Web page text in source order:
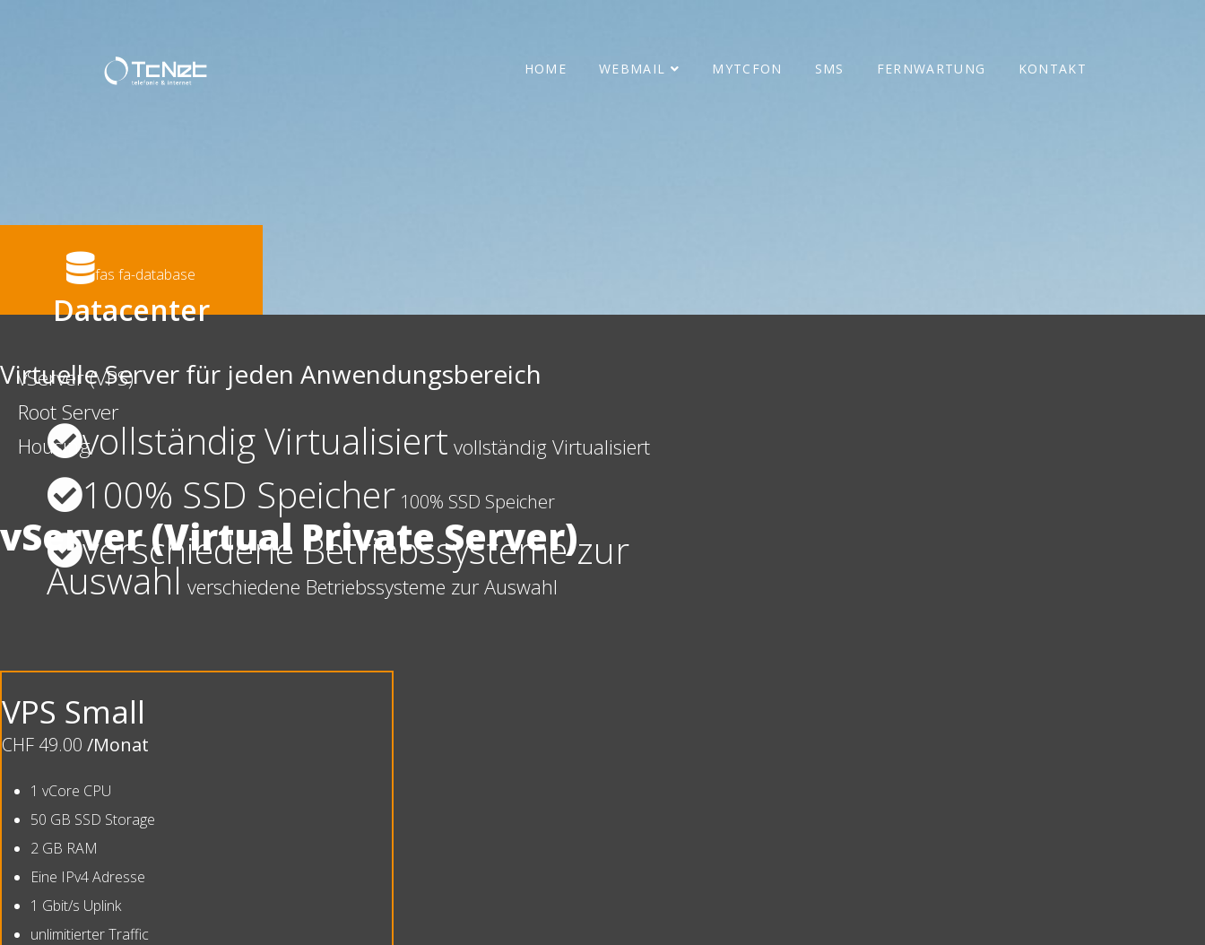
HOME WEBMAIL MYTCFON SMS FERNWARTUNG KONTAKT
fas fa-database
Datacenter
vServer (VPS)
Root Server
Housing
vServer (Virtual Private Server)
Virtuelle Server für jeden Anwendungsbereich
vollständig Virtualisiert vollständig Virtualisiert
100% SSD Speicher 100% SSD Speicher
verschiedene Betriebssysteme zur
Auswahl verschiedene Betriebssysteme zur Auswahl
VPS Small
CHF 49.00 /Monat
1 vCore CPU
50 GB SSD Storage
2 GB RAM
Eine IPv4 Adresse
1 Gbit/s Uplink
unlimitierter Traffic